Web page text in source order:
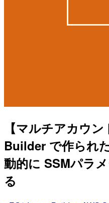
【マルチアカウ
Builder で作られ
動的に SSMパラ
る